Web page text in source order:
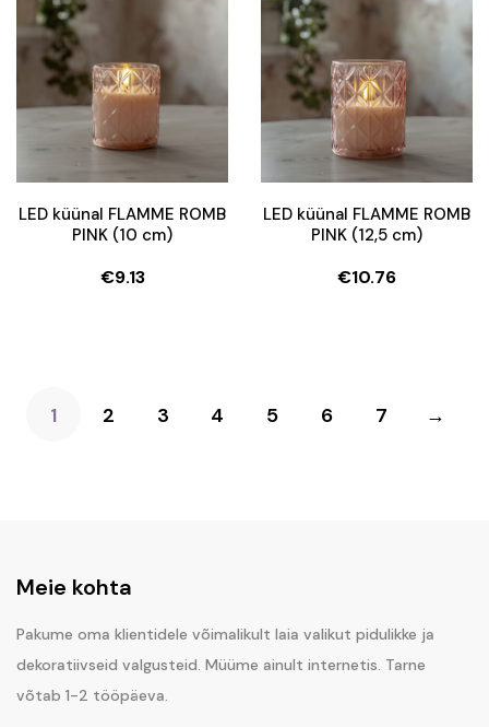
LED küünal FLAMME ROMB
PINK (10 cm)
€9.13
LED küünal FLAMME ROMB
PINK (12,5 cm)
€10.76
1 2 3 4 5 6 7 →
Meie kohta
Pakume oma klientidele võimalikult laia valikut pidulikke ja
dekoratiivseid valgusteid. Müüme ainult internetis. Tarne
võtab 1-2 tööpäeva.